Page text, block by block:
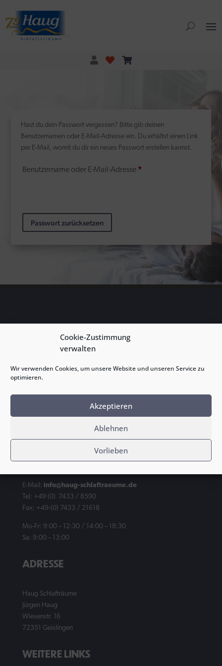
Cookie-Zustimmung
verwalten
Wir verwenden Cookies, um unsere Website und unseren Service zu
optimieren.
Akzeptieren
Ablehnen
Vorlieben
Hast du dein Passwort vergessen? Bitte gib deinen
Benutzernamen oder E-Mail-Adresse ein. Du erhältst einen Link
per E-Mail, womit du dir ein neues Passwort erstellen kannst.
Benutzername oder E-Mail-Adresse *
Passwort zurücksetzen
INFORMATION
„Made in Austria“ ist seit Covid-19 nochmals gestiegen.
Seien Sie Teil einer Bewegung, die „Lokal statt Global“ denkt
E-Mail: info@haug-schlaftraeume.de
Tel: +49 (0) 7433 / 8590
Fax: +49-(0) 7433 / 21618
Mo-Fr: 9:00 – 12:30 / 14:00 – 18:30
Sa: 9:00 – 13:00
ADRESSE
Haug Schlafträume
Jürgen Haug
Wiesenstr. 16
72351 Geislingen
WEITERE LINKS